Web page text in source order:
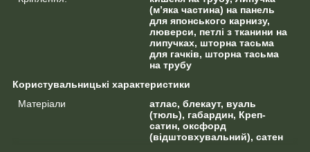
(м’яка частина) на панель
для японського карнизу,
люверси, петлі з тканини на
липучках, шторна тасьма
для гачків, шторна тасьма
на трубу
Користувальницькі характеристики
Матеріали
атлас, блекаут, вуаль
(тюль), габардин, Креп-
сатин, оксфорд
(відштовхувальний), сатен